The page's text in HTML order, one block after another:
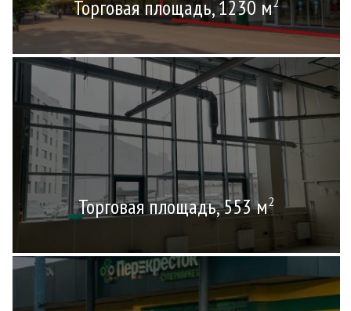
Торговая площадь, 1230 м2
Торговая площадь, 553 м2